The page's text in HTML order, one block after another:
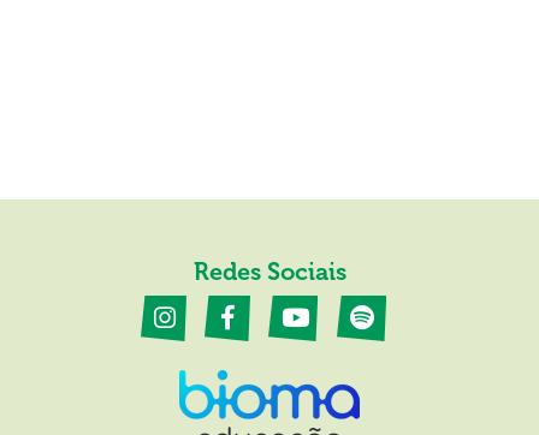
Redes Sociais